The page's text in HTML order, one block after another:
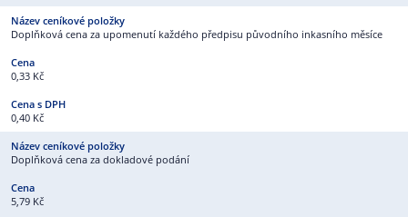
Doplňková cena za upomenutí každého předpisu původního inkasního měsíce
0,33 Kč
0,40 Kč
Doplňková cena za dokladové podání
5,79 Kč